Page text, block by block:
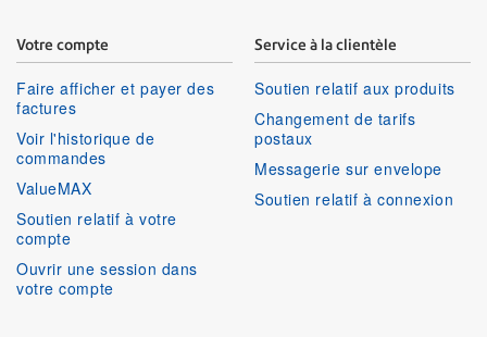
Votre compte
Faire afficher et payer des
factures
Voir l'historique de
commandes
ValueMAX
Soutien relatif à votre
compte
Ouvrir une session dans
votre compte
Service à la clientèle
Soutien relatif aux produits
Changement de tarifs
postaux
Messagerie sur envelope
Soutien relatif à connexion